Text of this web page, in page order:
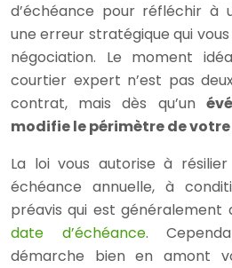
d’échéance pour réfléchir à
une erreur stratégique qui
négociation. Le moment
courtier expert n’est pas
contrat, mais dès qu’un
modifie le périmètre de
La loi vous autorise à
échéance annuelle, à
préavis qui est généralement
date d’échéance.
démarche bien en amont